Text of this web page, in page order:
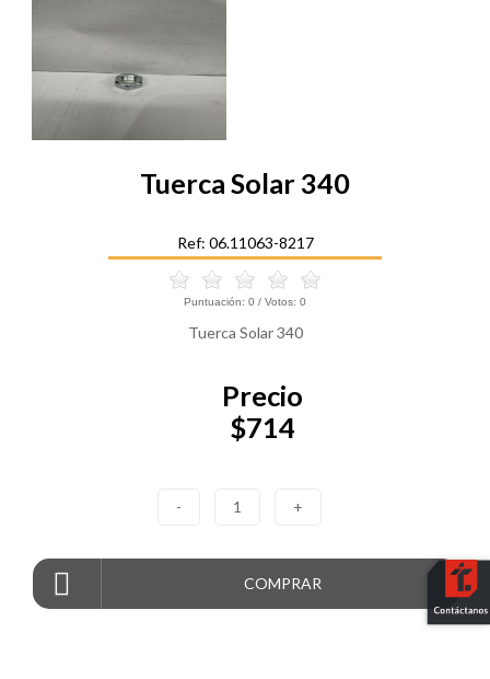
Tuerca Solar 340
Ref: 06.11063-8217
Puntuación: 0 / Votos: 0
Tuerca Solar 340
Precio
$714
- 1 +
COMPRAR